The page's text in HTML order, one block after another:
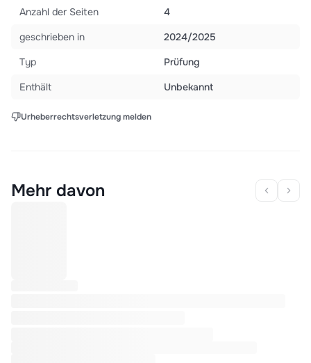
sozioökonomischen Indikatoren von Land C (Griechenland). *
was eine hohe Verlässlichkeit gewährleistet.
Anzahl der Seiten
4
geschrieben in
2024/2025
Typ
Prüfung
Enthält
Unbekannt
Urheberrechtsverletzung melden
Mehr davon